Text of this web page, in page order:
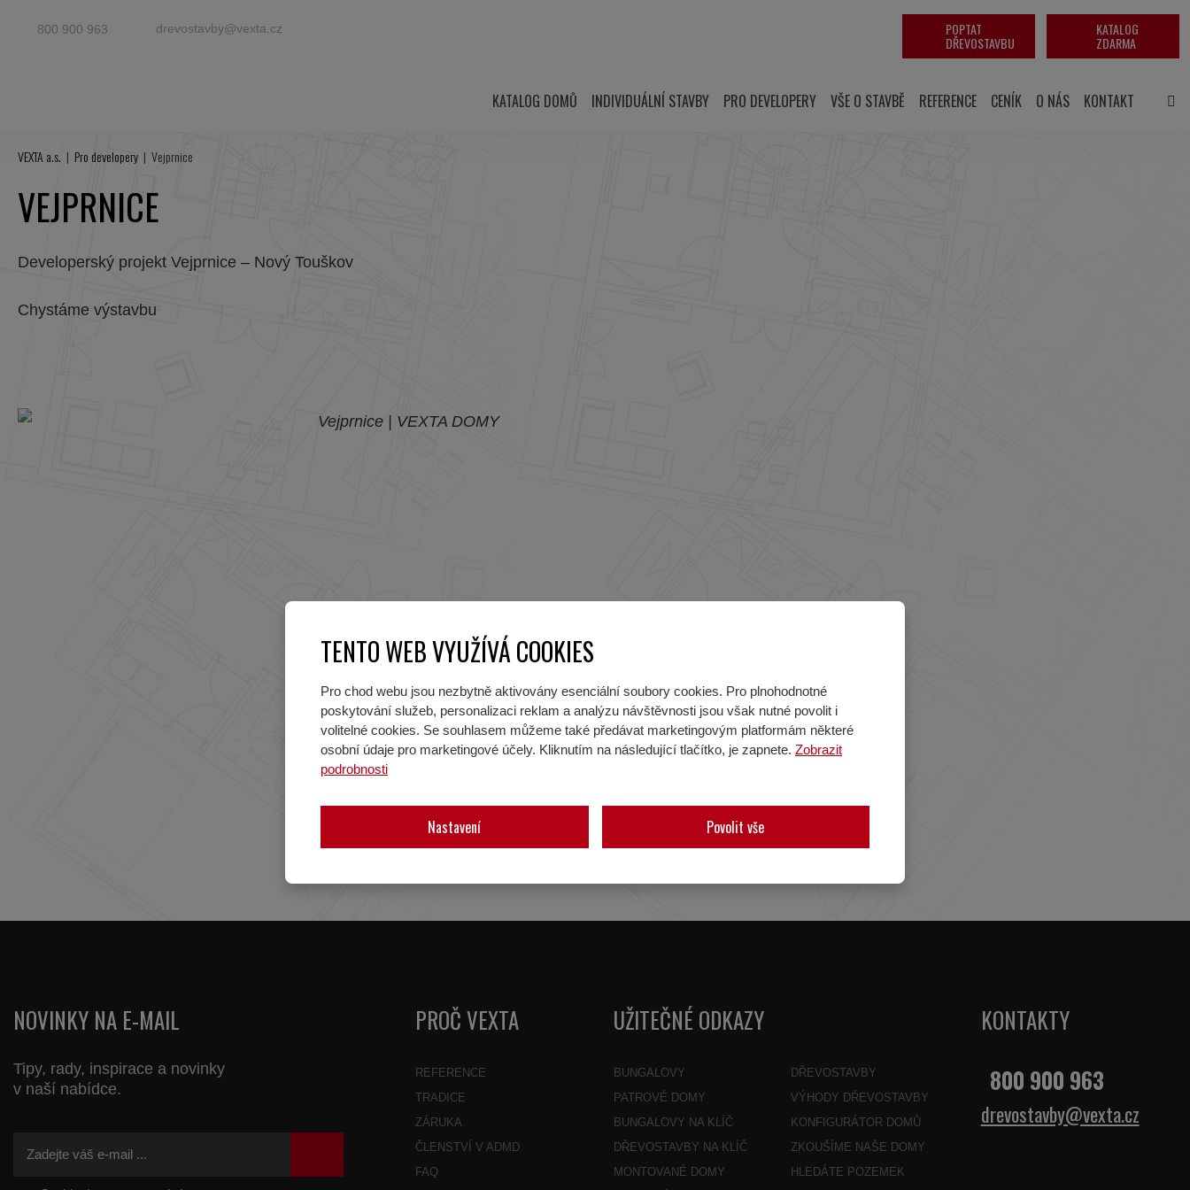
800 900 963 drevostavby@vexta.cz
KATALOG DOMŮ INDIVIDUÁLNÍ STAVBY PRO DEVELOPERY VŠE O STAVBĚ REFERENCE CENÍK O NÁS KONTAKT
POPTAT
DŘEVOSTAVBU
KATALOG
ZDARMA
VEXTA a.s. Pro developery Vejprnice
VEJPRNICE
Developerský projekt Vejprnice – Nový Touškov
Chystáme výstavbu
NOVINKY NA E-MAIL
Tipy, rady, inspirace a novinky
v naší nabídce.
PROČ VEXTA
REFERENCE
TRADICE
ZÁRUKA
ČLENSTVÍ V ADMD
FAQ
UŽITEČNÉ ODKAZY
BUNGALOVY
PATROVÉ DOMY
BUNGALOVY NA KLÍČ
DŘEVOSTAVBY NA KLÍČ
MONTOVANÉ DOMY
DŘEVOSTAVBY
VÝHODY DŘEVOSTAVBY
KONFIGURÁTOR DOMŮ
ZKOUŠÍME NAŠE DOMY
HLEDÁTE POZEMEK
KONTAKTY
800 900 963
drevostavby@vexta.cz
TENTO WEB VYUŽÍVÁ COOKIES
Pro chod webu jsou nezbytně aktivovány esenciální soubory cookies. Pro plnohodnotné
poskytování služeb, personalizaci reklam a analýzu návštěvnosti jsou však nutné povolit i
volitelné cookies. Se souhlasem můžeme také předávat marketingovým platformám některé
osobní údaje pro marketingové účely. Kliknutím na následující tlačítko, je zapnete. Zobrazit
podrobnosti
Nastavení Povolit vše